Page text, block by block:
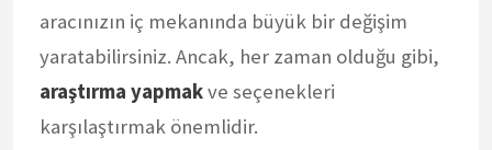
aracınızın iç mekanında büyük bir değişim
yaratabilirsiniz. Ancak, her zaman olduğu gibi,
araştırma yapmakve seçenekleri
karşılaştırmak önemlidir.